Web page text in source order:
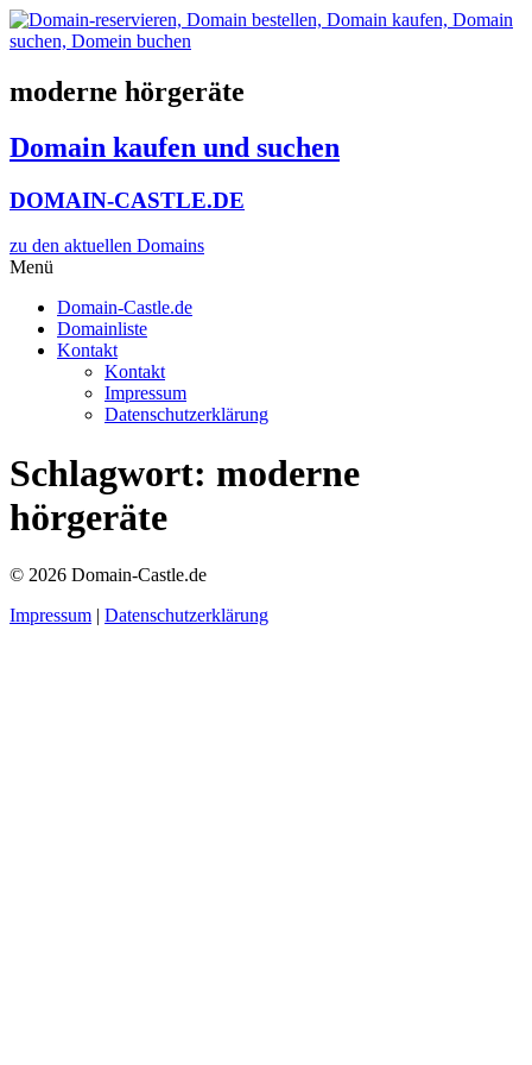
Zum
Inhalt
moderne hörgeräte
Domain kaufen und suchen
DOMAIN-CASTLE.DE
zu den aktuellen Domains​
Menü
Domain-Castle.de
Domainliste
Kontakt
Kontakt
Impressum
Datenschutzerklärung
Schlagwort: moderne
hörgeräte
© 2026 Domain-Castle.de
Impressum | Datenschutzerklärung